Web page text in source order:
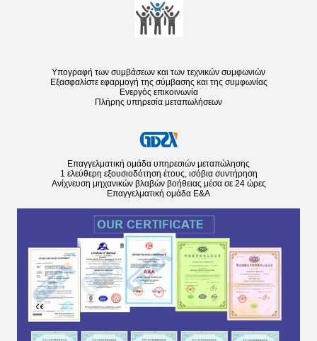
Υπογραφή των συμβάσεων και των τεχνικών συμφωνιών
Εξασφαλίστε εφαρμογή της σύμβασης και της συμφωνίας
Ενεργός επικοινωνία
Πλήρης υπηρεσία μεταπωλήσεων
Επαγγελματική ομάδα υπηρεσιών μεταπώλησης
1 ελεύθερη εξουσιοδότηση έτους, ισόβια συντήρηση
Ανίχνευση μηχανικών βλαβών βοήθειας μέσα σε 24 ώρες
Επαγγελματική ομάδα Ε&Α